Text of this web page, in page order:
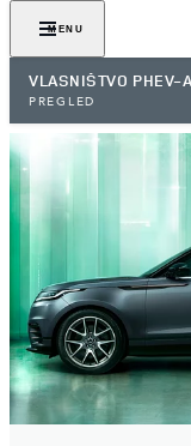
MENU
VLASNIŠTVO PHEV-
PREGLED